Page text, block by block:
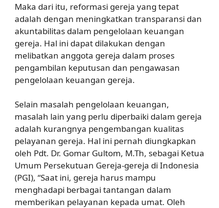
Maka dari itu, reformasi gereja yang tepat
adalah dengan meningkatkan transparansi dan
akuntabilitas dalam pengelolaan keuangan
gereja. Hal ini dapat dilakukan dengan
melibatkan anggota gereja dalam proses
pengambilan keputusan dan pengawasan
pengelolaan keuangan gereja.
Selain masalah pengelolaan keuangan,
masalah lain yang perlu diperbaiki dalam gereja
adalah kurangnya pengembangan kualitas
pelayanan gereja. Hal ini pernah diungkapkan
oleh Pdt. Dr. Gomar Gultom, M.Th, sebagai Ketua
Umum Persekutuan Gereja-gereja di Indonesia
(PGI), “Saat ini, gereja harus mampu
menghadapi berbagai tantangan dalam
memberikan pelayanan kepada umat. Oleh